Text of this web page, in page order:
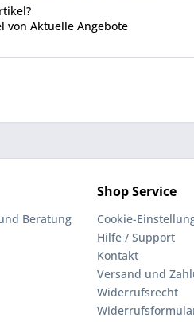
von Aktuelle Angebote
Beratung
Shop Service
Cookie-
Hilfe / Support
Kontakt
Versand und
Widerrufsrecht